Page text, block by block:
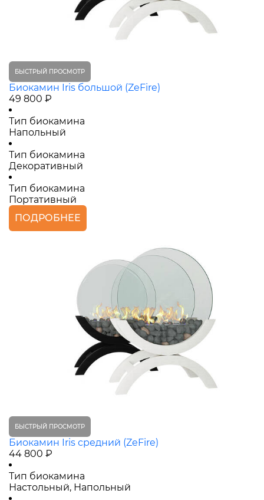
БЫСТРЫЙ ПРОСМОТР
Биокамин Iris большой (ZeFire)
49 800 ₽
Тип биокамина
Напольный
Тип биокамина
Декоративный
Тип биокамина
Портативный
ПОДРОБНЕЕ
БЫСТРЫЙ ПРОСМОТР
Биокамин Iris средний (ZeFire)
44 800 ₽
Тип биокамина
Настольный, Напольный